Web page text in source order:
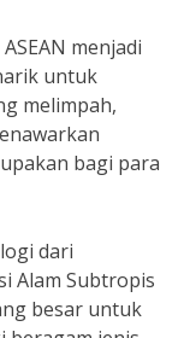
menjadi
untuk
melimpah,
bagi para
dari
Alam Subtropis
besar untuk